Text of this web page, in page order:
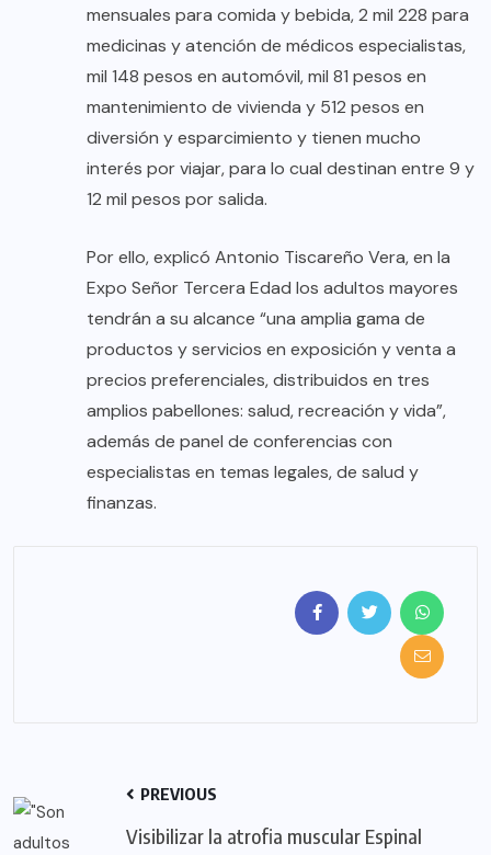
mensuales para comida y bebida, 2 mil 228 para
medicinas y atención de médicos especialistas,
mil 148 pesos en automóvil, mil 81 pesos en
mantenimiento de vivienda y 512 pesos en
diversión y esparcimiento y tienen mucho
interés por viajar, para lo cual destinan entre 9 y
12 mil pesos por salida.
Por ello, explicó Antonio Tiscareño Vera, en la
Expo Señor Tercera Edad los adultos mayores
tendrán a su alcance “una amplia gama de
productos y servicios en exposición y venta a
precios preferenciales, distribuidos en tres
amplios pabellones: salud, recreación y vida”,
además de panel de conferencias con
especialistas en temas legales, de salud y
finanzas.
PREVIOUS
Visibilizar la atrofia muscular Espinal